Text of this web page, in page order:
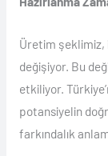
Üretim şeklimiz,
değişiyor. Bu
etkiliyor.
potansiyelin
farkındalık